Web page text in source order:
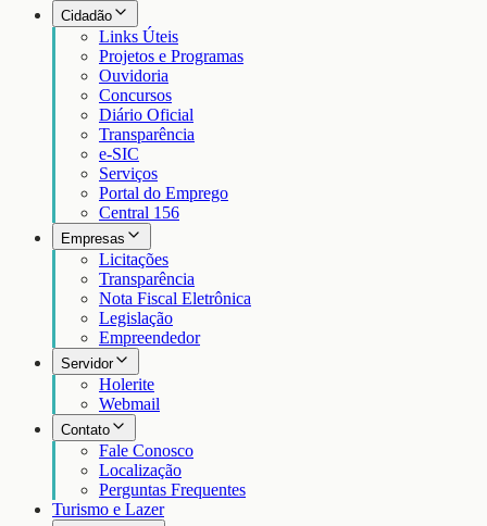
Cidadão
Links Úteis
Projetos e Programas
Ouvidoria
Concursos
Diário Oficial
Transparência
e-SIC
Serviços
Portal do Emprego
Central 156
Empresas
Licitações
Transparência
Nota Fiscal Eletrônica
Legislação
Empreendedor
Servidor
Holerite
Webmail
Contato
Fale Conosco
Localização
Perguntas Frequentes
Turismo e Lazer